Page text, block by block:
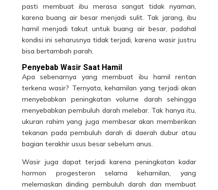
pasti membuat ibu merasa sangat tidak nyaman,
karena buang air besar menjadi sulit. Tak jarang, ibu
hamil menjadi takut untuk buang air besar, padahal
kondisi ini seharusnya tidak terjadi, karena wasir justru
bisa bertambah parah.
Penyebab Wasir Saat Hamil
Apa sebenarnya yang membuat ibu hamil rentan
terkena wasir? Ternyata, kehamilan yang terjadi akan
menyebabkan peningkatan volume darah sehingga
menyebabkan pembuluh darah melebar. Tak hanya itu,
ukuran rahim yang juga membesar akan memberikan
tekanan pada pembuluh darah di daerah dubur atau
bagian terakhir usus besar sebelum anus.
Wasir juga dapat terjadi karena peningkatan kadar
hormon progesteron selama kehamilan, yang
melemaskan dinding pembuluh darah dan membuat